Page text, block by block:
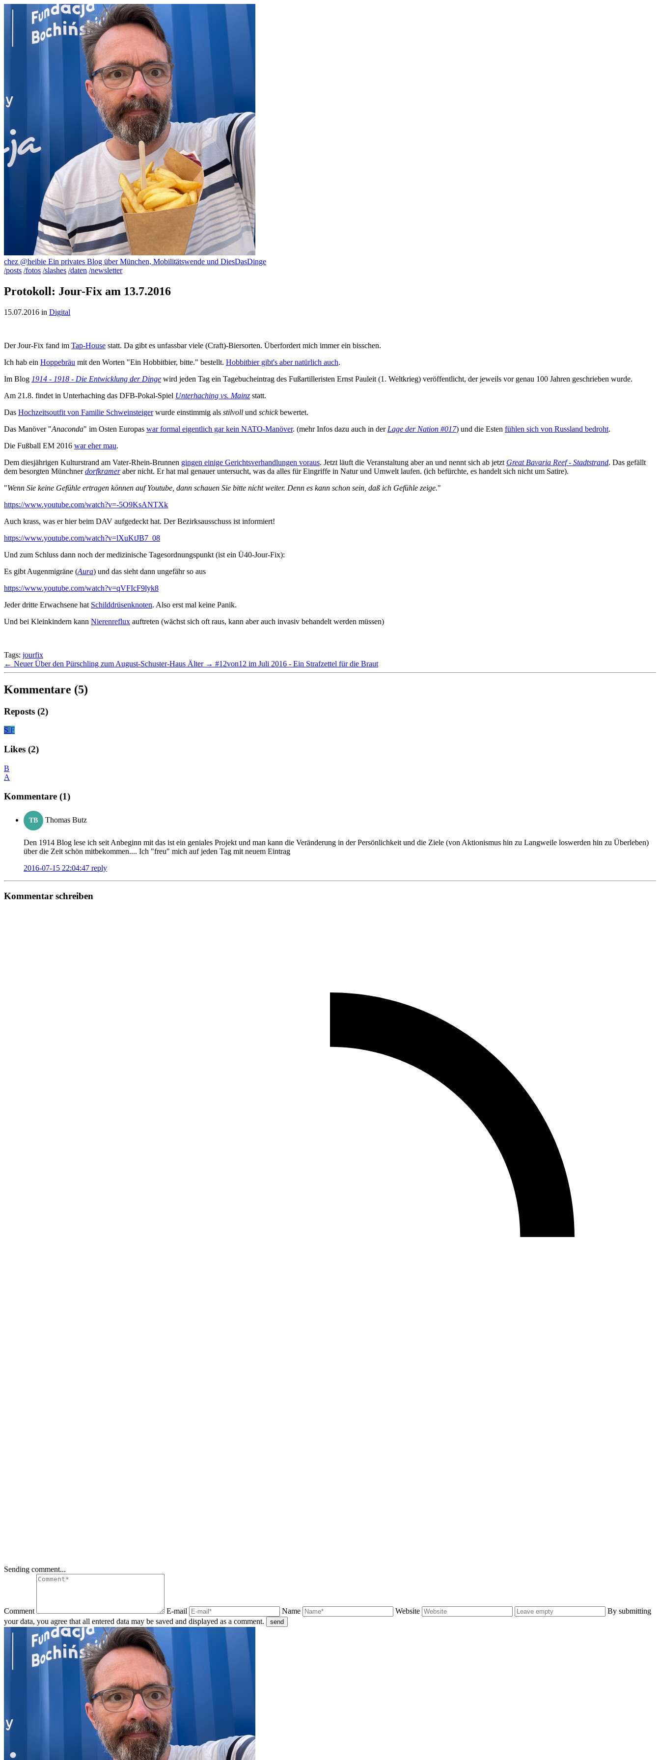
chez @heibie Ein privates Blog über München, Mobilitätswende und DiesDasDinge
/posts /fotos /slashes /daten /newsletter
Protokoll: Jour-Fix am 13.7.2016
15.07.2016 in Digital
Der Jour-Fix fand im Tap-House statt. Da gibt es unfassbar viele (Craft)-Biersorten. Überfordert mich immer ein bisschen.
Ich hab ein Hoppebräu mit den Worten "Ein Hobbitbier, bitte." bestellt. Hobbitbier gibt's aber natürlich auch.
Im Blog 1914 - 1918 - Die Entwicklung der Dinge wird jeden Tag ein Tagebucheintrag des Fußartilleristen Ernst Pauleit (1. Weltkrieg) veröffentlicht, der jeweils vor genau 100 Jahren geschrieben wurde.
Am 21.8. findet in Unterhaching das DFB-Pokal-Spiel Unterhaching vs. Mainz statt.
Das Hochzeitsoutfit von Familie Schweinsteigerwurde einstimmig als stilvoll und schickbewertet.
Das Manöver "Anaconda" im Osten Europas war formal eigentlich gar kein NATO-Manöver. (mehr Infos dazu auch in der Lage der Nation #017) und die Esten fühlen sich von Russland bedroht.
Die Fußball EM 2016 war eher mau.
Dem diesjährigen Kulturstrand am Vater-Rhein-Brunnen gingen einige Gerichtsverhandlungen voraus. Jetzt läuft die Veranstaltung aber an und nennt sich ab jetzt Great Bavaria Reef - Stadtstrand. Das gefällt
dem besorgten Münchnerdorfkrameraber nicht. Er hat mal genauer untersucht, was da alles für Eingriffe in Natur und Umwelt laufen. (ich befürchte, es handelt sich nicht um Satire).
"Wenn Sie keine Gefühle ertragen können auf Youtube, dann schauen Sie bitte nicht weiter. Denn es kann schon sein, daß ich Gefühle zeige."
https://www.youtube.com/watch?v=-5O9KsANTXk
Auch krass, was er hier beim DAV aufgedeckt hat. Der Bezirksausschuss ist informiert!
https://www.youtube.com/watch?v=lXuKtJB7_08
Und zum Schluss dann noch der medizinische Tagesordnungspunkt (ist ein Ü40-Jour-Fix):
Es gibt Augenmigräne (Aura) und das sieht dann ungefähr so aus
https://www.youtube.com/watch?v=qVFIcF9lyk8
Jeder dritte Erwachsene hat Schilddrüsenknoten. Also erst mal keine Panik.
Und bei Kleinkindern kann Nierenreflux auftreten (wächst sich oft raus, kann aber auch invasiv behandelt werden müssen)
Tags: jourfix
← Neuer Über den Pürschling zum August-Schuster-Haus Älter → #12von12 im Juli 2016 - Ein Strafzettel für die Braut
Kommentare (5)
Reposts (2)
S F
Likes (2)
B
A
Kommentare (1)
TB Thomas Butz
Den 1914 Blog lese ich seit Anbeginn mit das ist ein geniales Projekt und man kann die Veränderung in der Persönlichkeit und die Ziele (von Aktionismus hin zu Langweile loswerden hin zu Überleben)
über die Zeit schön mitbekommen.... Ich "freu" mich auf jeden Tag mit neuem Eintrag
2016-07-15 22:04:47 reply
Kommentar schreiben
Sending comment...
Comment E-mail Name Website
By submitting
your data, you agree that all entered data may be saved and displayed as a comment.